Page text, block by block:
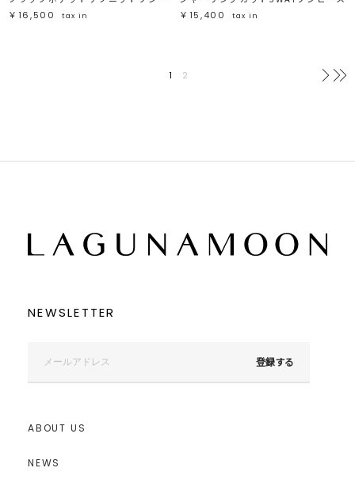
￥16,500
tax in
￥15,400
tax in
1 2 次へ
NEWSLETTER
登録する
ABOUT US
NEWS